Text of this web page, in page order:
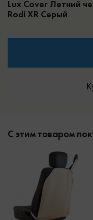
Lux Cover Летний
Rodi XR Серый
С этим товаром